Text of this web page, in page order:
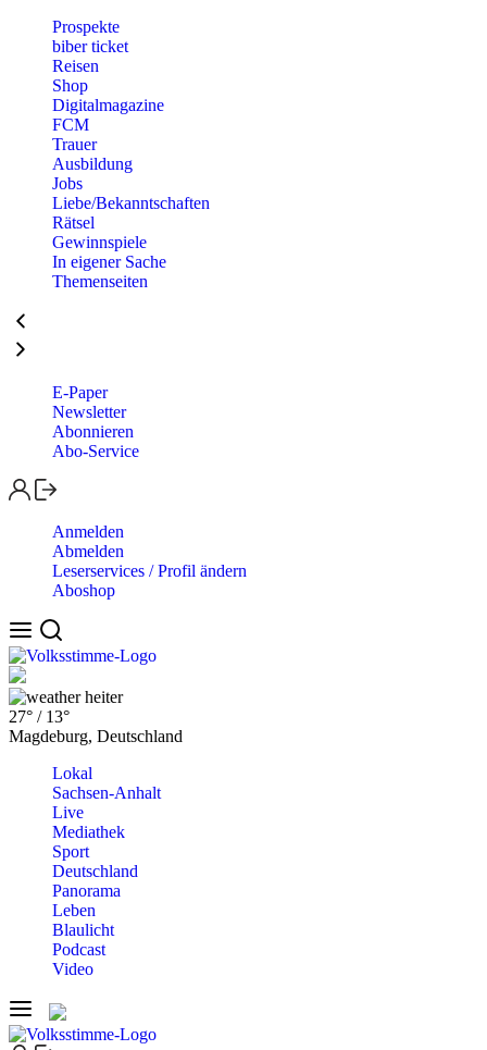
Prospekte
biber ticket
Reisen
Shop
Digitalmagazine
FCM
Trauer
Ausbildung
Jobs
Liebe/Bekanntschaften
Rätsel
Gewinnspiele
In eigener Sache
Themenseiten
E-Paper
Newsletter
Abonnieren
Abo-Service
Anmelden
Abmelden
Leserservices / Profil ändern
Aboshop
heiter
27° / 13°
Magdeburg, Deutschland
Lokal
Sachsen-Anhalt
Live
Mediathek
Sport
Deutschland
Panorama
Leben
Blaulicht
Podcast
Video